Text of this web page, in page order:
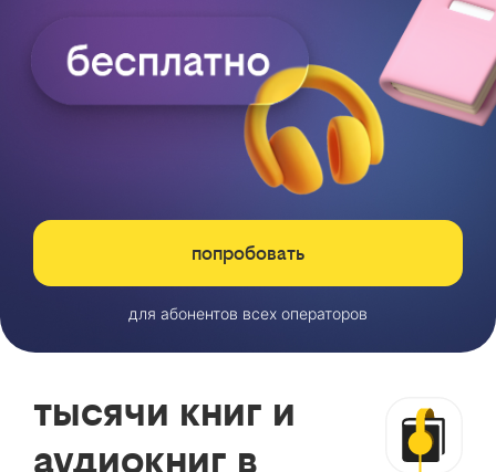
попробовать
для абонентов всех операторов
тысячи книг и
аудиокниг в